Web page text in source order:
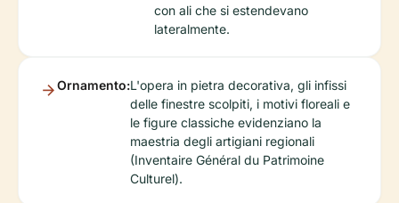
con ali che si estendevano
lateralmente.
Ornamento:L'opera in pietra decorativa, gli infissi
delle finestre scolpiti, i motivi floreali e
le figure classiche evidenziano la
maestria degli artigiani regionali
(Inventaire Général du Patrimoine
Culturel).